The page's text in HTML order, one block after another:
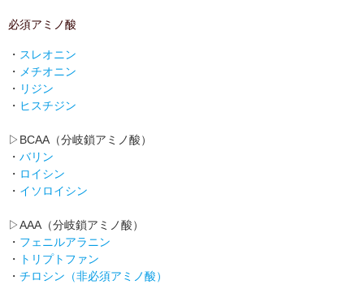
必須アミノ酸
・ スレオニン
・ メチオニン
・ リジン
・ ヒスチジン
▷BCAA（分岐鎖アミノ酸）
・ バリン
・ ロイシン
・ イソロイシン
▷AAA（分岐鎖アミノ酸）
・ フェニルアラニン
・
トリプトファン
・ チロシン（非必須アミノ酸）